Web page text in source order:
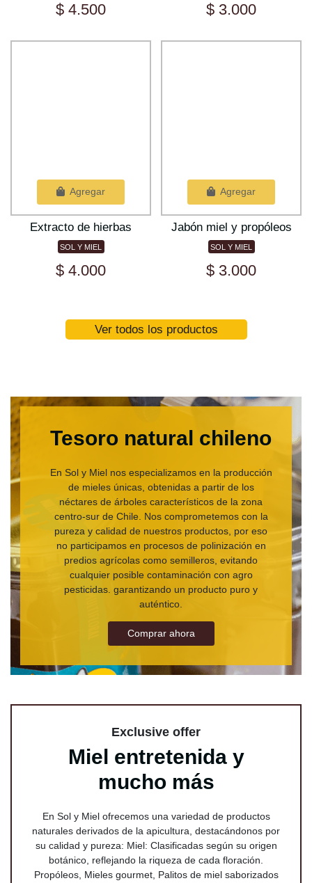
$ 4.500 $ 3.000
Agregar
Extracto de hierbas
SOL Y MIEL
$ 4.000
Agregar
Jabón miel y propóleos
SOL Y MIEL
$ 3.000
Ver todos los productos
Tesoro natural chileno
En Sol y Miel nos especializamos en la producción
de mieles únicas, obtenidas a partir de los
néctares de árboles característicos de la zona
centro-sur de Chile. Nos comprometemos con la
pureza y calidad de nuestros productos, por eso
no participamos en procesos de polinización en
predios agrícolas como semilleros, evitando
cualquier posible contaminación con agro
pesticidas. garantizando un producto puro y
auténtico.
Comprar ahora
Exclusive offer
Miel entretenida y
mucho más
En Sol y Miel ofrecemos una variedad de productos
naturales derivados de la apicultura, destacándonos por
su calidad y pureza: Miel: Clasificadas según su origen
botánico, reflejando la riqueza de cada floración.
Propóleos, Mieles gourmet, Palitos de miel saborizados